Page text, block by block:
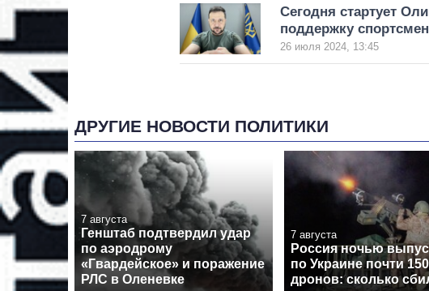
Сегодня стартует
поддержку
26 июля 2024, 13:45
ДРУГИЕ НОВОСТИ ПОЛИТИКИ
7 августа
Генштаб подтвердил удар
по аэродрому
«Гвардейское» и поражение
РЛС в Оленевке
7 августа
Россия ночью
по Украине почти 150
дронов: сколько